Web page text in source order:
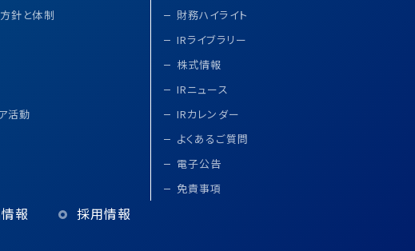
針と体制
活動
財務ハイライト
IRライブラリー
株式情報
IRニュース
IRカレンダー
よくあるご質問
電子公告
免責事項
報 採用情報